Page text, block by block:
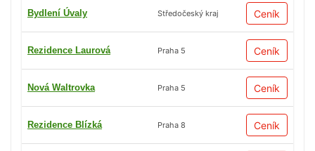
Bydlení Úvaly Středočeský kraj Ceník
Rezidence Laurová Praha 5 Ceník
Nová Waltrovka Praha 5 Ceník
Rezidence Blízká Praha 8 Ceník